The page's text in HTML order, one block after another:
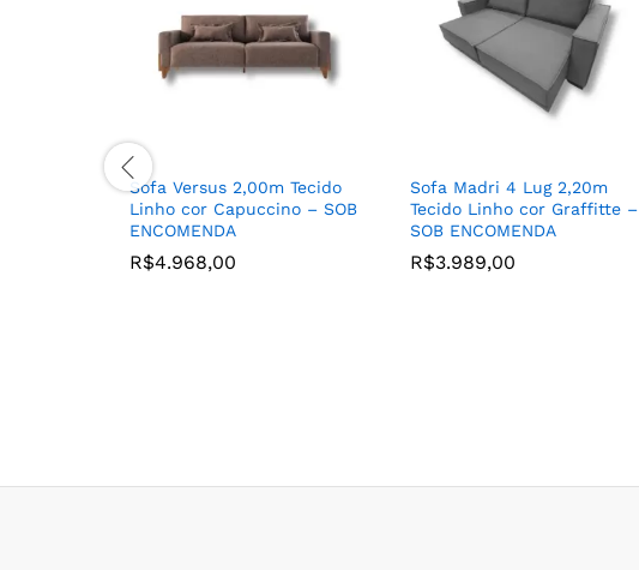
Sofa Versus 2,00m Tecido
Linho cor Capuccino – SOB
ENCOMENDA
R$4.968,00
Sofa Madri 4 Lug 2,20m
Tecido Linho cor Graffitte –
SOB ENCOMENDA
R$3.989,00